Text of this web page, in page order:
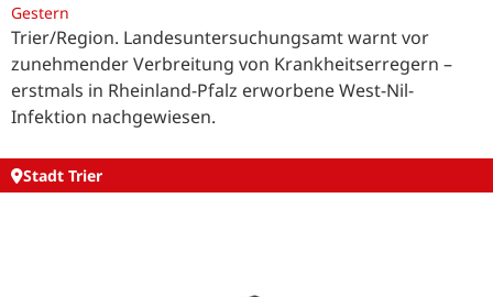
Gestern
Trier/Region. Landesuntersuchungsamt warnt vor
zunehmender Verbreitung von Krankheitserregern –
erstmals in Rheinland-Pfalz erworbene West-Nil-
Infektion nachgewiesen.
Stadt Trier